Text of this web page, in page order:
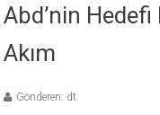
Abd’nin
Akım
Gönderen: dt